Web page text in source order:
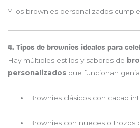
Y los brownies personalizados
4. Tipos de brownies ideales para
Hay múltiples estilos y sabores de
personalizados que funcionan
Brownies clásicos con cacao
Brownies con nueces o trozos